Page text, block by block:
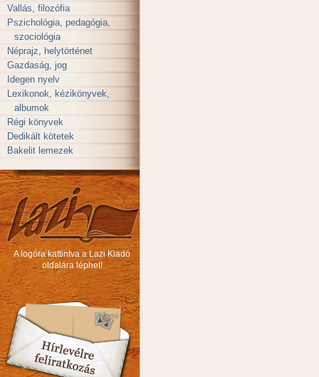
Vallás, filozófia
Pszichológia, pedagógia,
szociológia
Néprajz, helytörténet
Gazdaság, jog
Idegen nyelv
Lexikonok, kézikönyvek,
albumok
Régi könyvek
Dedikált kötetek
Bakelit lemezek
A logóra kattintva a Lazi Kiadó
oldalára léphet!